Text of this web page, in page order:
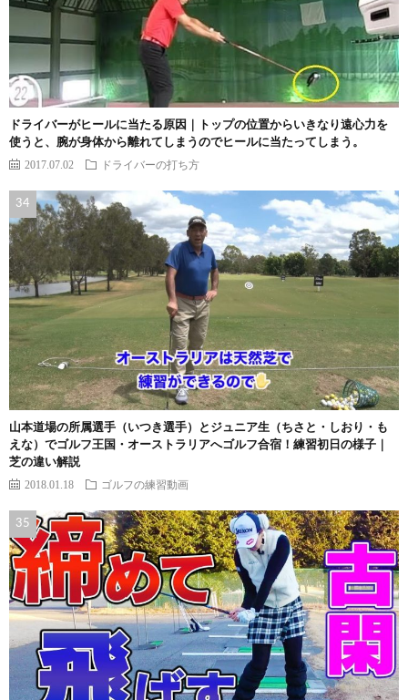
ドライバーがヒールに当たる原因｜トップの位置からいきなり遠心力を
使うと、腕が身体から離れてしまうのでヒールに当たってしまう。
2017.07.02 ドライバーの打ち方
山本道場の所属選手（いつき選手）とジュニア生（ちさと・しおり・も
えな）でゴルフ王国・オーストラリアへゴルフ合宿！練習初日の様子｜
芝の違い解説
2018.01.18 ゴルフの練習動画